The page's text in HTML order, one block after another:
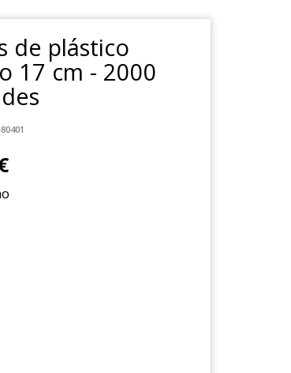
de plástico
17 cm - 2000